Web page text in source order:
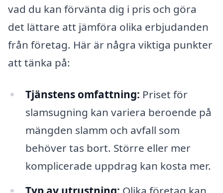
vad du kan förvänta dig i pris och göra
det lättare att jämföra olika erbjudanden
från företag. Här är några viktiga punkter
att tänka på:
Tjänstens omfattning: Priset för
slamsugning kan variera beroende på
mängden slamm och avfall som
behöver tas bort. Större eller mer
komplicerade uppdrag kan kosta mer.